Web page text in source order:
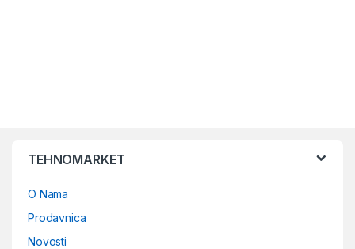
TEHNOMARKET
O Nama
Prodavnica
Novosti